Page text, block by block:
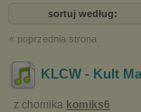
sortuj według:
« poprzednia strona
KLCW - Kult
z chomika komiks6